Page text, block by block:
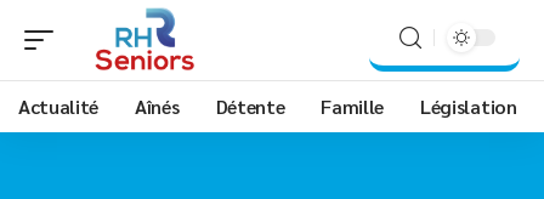
Actualité Aînés Détente Famille Législation